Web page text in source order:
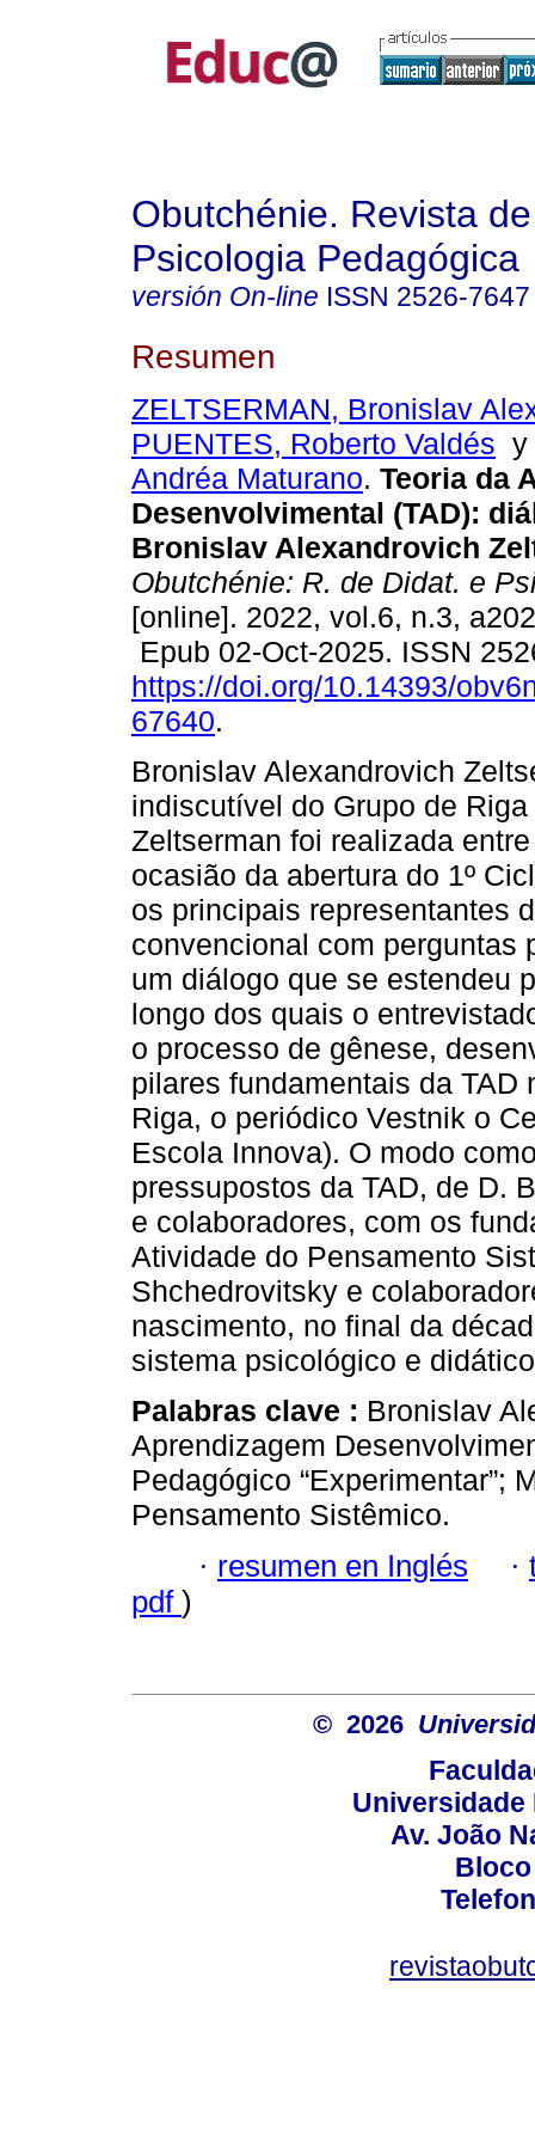
Obutchénie. Revista
Psicologia Pedagógica
versión On-line ISSN 2526-7647
Resumen
ZELTSERMAN, Bronislav
PUENTES, Roberto Valdés
Andréa Maturano. Teoria da
Desenvolvimental (TAD):
Bronislav Alexandrovich
Obutchénie: R. de Didat. e
[online]. 2022, vol.6, n.3,
Epub 02-Oct-2025. ISSN
https://doi.org/10.14393/
67640.
Bronislav Alexandrovich
indiscutível do Grupo de
Zeltserman foi realizada
ocasião da abertura do 1º
os principais representantes
convencional com perguntas
um diálogo que se estendeu
longo dos quais o
o processo de gênese,
pilares fundamentais da TAD
Riga, o periódico Vestnik o
Escola Innova). O modo
pressupostos da TAD, de D.
e colaboradores, com os
Atividade do Pensamento
Shchedrovitsky e
nascimento, no final da
sistema psicológico e
Palabras clave : Bronislav
Aprendizagem
Pedagógico “Experimentar”;
Pensamento Sistêmico.
· resumen en Inglés ·
pdf )
© 2026
Universidade
Av. João
Bloco